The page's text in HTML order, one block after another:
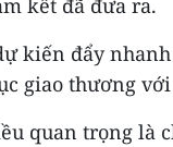
kết đã đưa ra.
kiến đẩy
giao thương
quan trọng là